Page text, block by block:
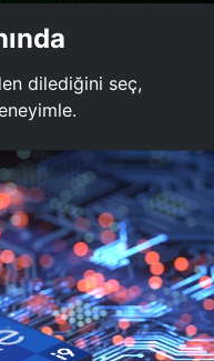
dilediğini seç,